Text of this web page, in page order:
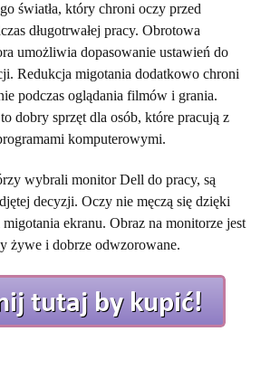
światła, który chroni oczy przed
długotrwałej pracy. Obrotowa
umożliwia dopasowanie ustawień do
Redukcja migotania dodatkowo chroni
podczas oglądania filmów i grania.
dobry sprzęt dla osób, które pracują z
komputerowymi.
wybrali monitor Dell do pracy, są
decyzji. Oczy nie męczą się dzięki
ekranu. Obraz na monitorze jest
żywe i dobrze odwzorowane.